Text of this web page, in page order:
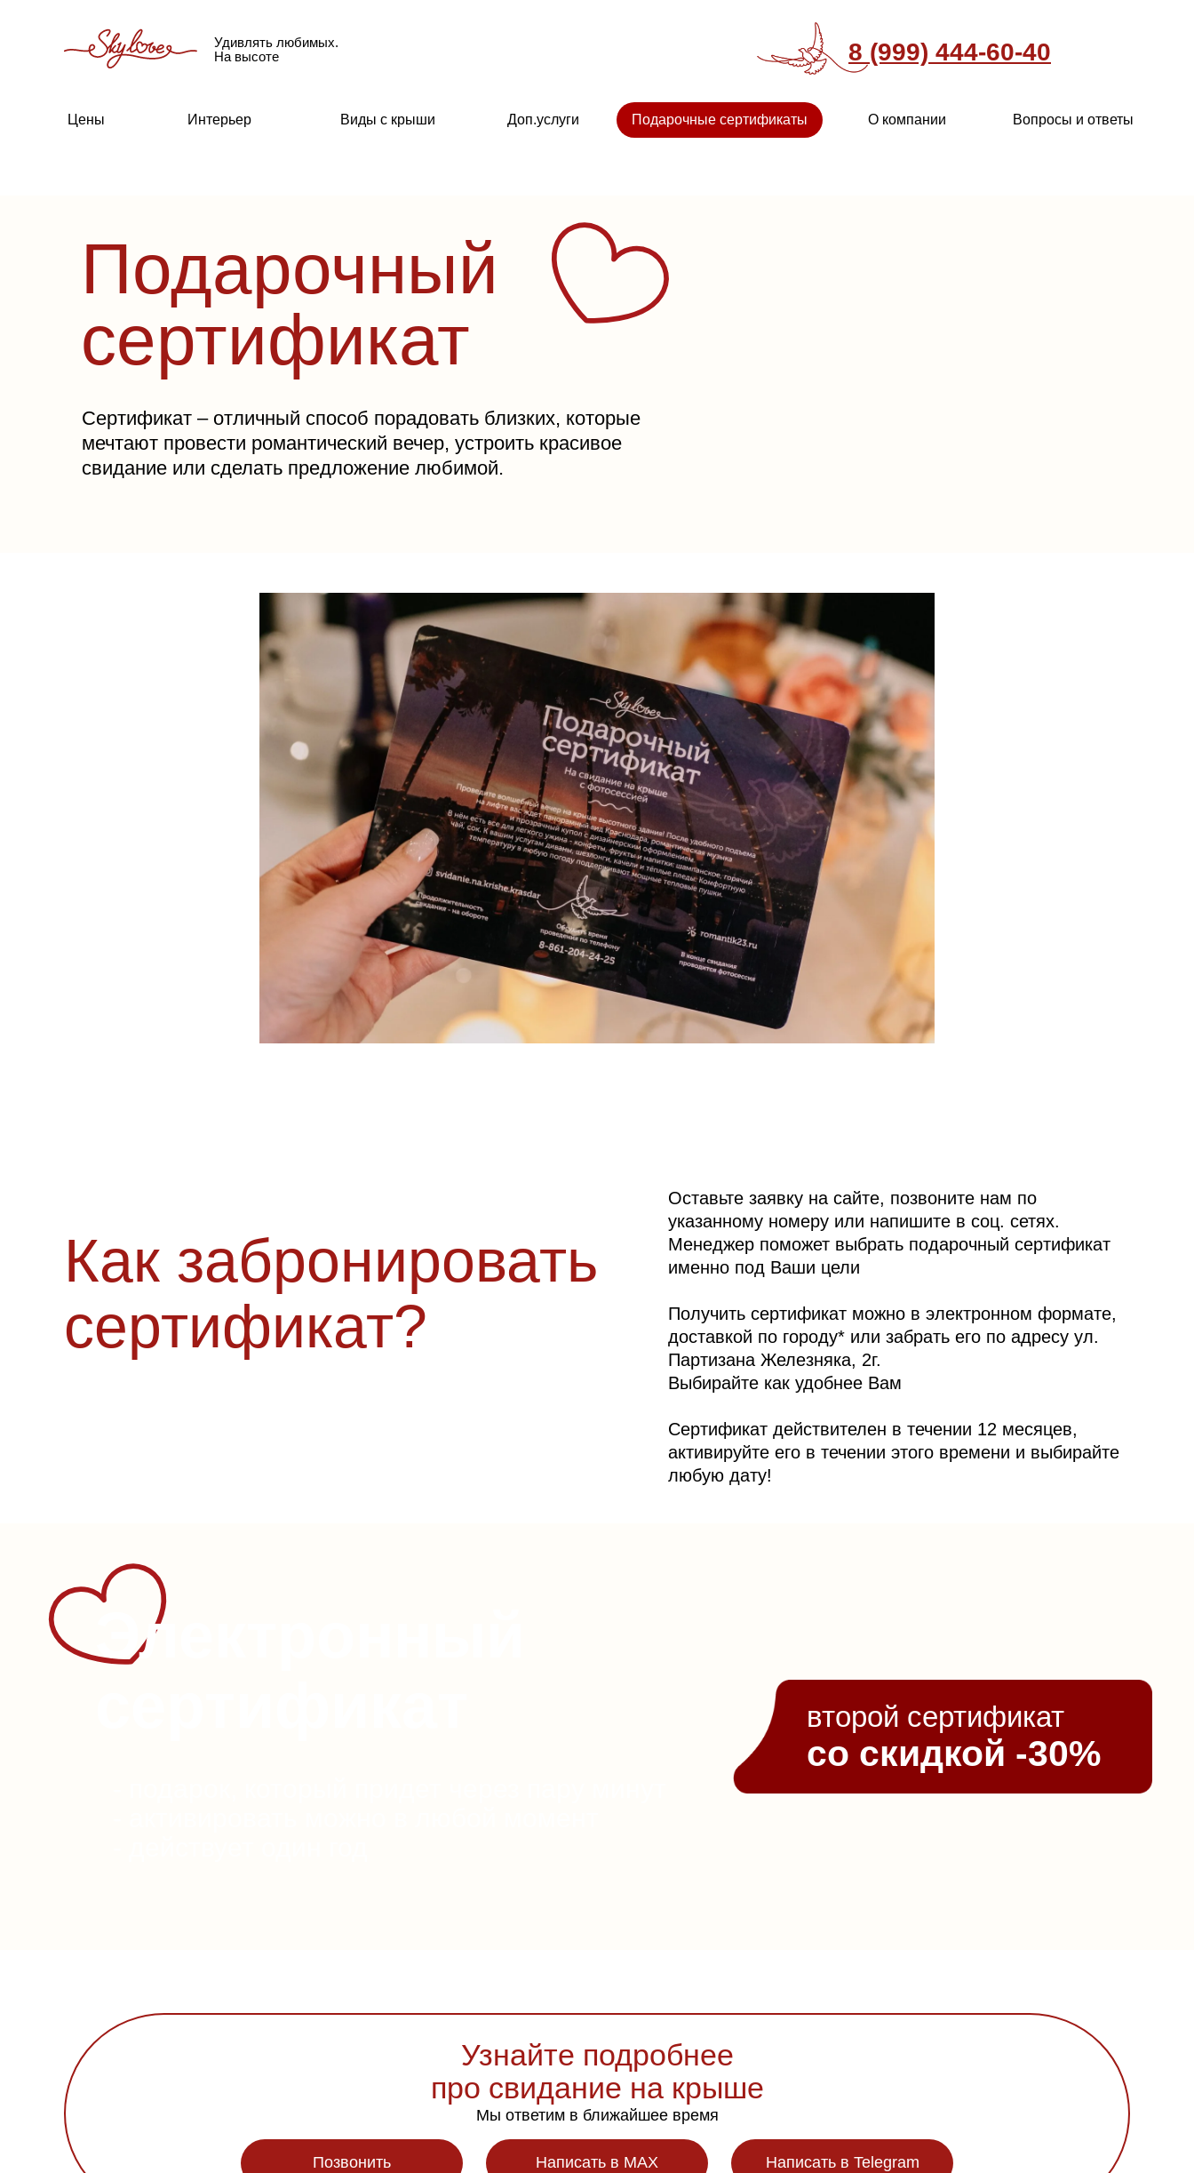
Удивлять любимых.
На высоте
8 (999) 444-60-40
Подарочные сертификаты
Цены Доп.услуги Вопросы и ответы
О компании
Интерьер Виды с крыши
Сертификат – отличный способ порадовать близких, которые
мечтают провести романтический вечер, устроить красивое
свидание или сделать предложение любимой.
Подарочный
сертификат
Как забронировать
сертификат?
Оставьте заявку на сайте, позвоните нам по
указанному номеру или напишите в соц. сетях.
Менеджер поможет выбрать подарочный сертификат
именно под Ваши цели
Получить сертификат можно в электронном формате,
доставкой по городу* или забрать его по адресу ул.
Партизана Железняка, 2г.
Выбирайте как удобнее Вам
Сертификат действителен в течении 12 месяцев,
активируйте его в течении этого времени и выбирайте
любую дату!
Электронный
второй сертификат
со скидкой -30%
Узнайте подробнее
про свидание на крыше
Мы ответим в ближайшее время
Позвонить Написать в MAX Написать в Telegram